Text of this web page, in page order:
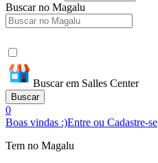
Buscar no Magalu
Buscar em Salles Center
Buscar
0
Boas vindas :)Entre ou Cadastre-se
Tem no Magalu